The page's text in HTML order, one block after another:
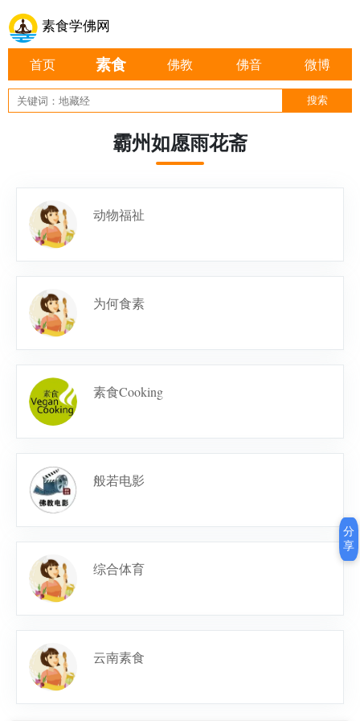
素食学佛网
首页 素食 佛教 佛音 微博
霸州如愿雨花斋
动物福祉
为何食素
素食Cooking
般若电影
综合体育
云南素食
分
享